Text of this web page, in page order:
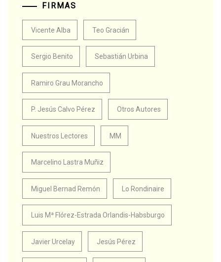
FIRMAS
Vicente Alba Teo Gracián
Sergio Benito Sebastián Urbina
Ramiro Grau Morancho
P. Jesús Calvo Pérez Otros Autores
Nuestros Lectores MM
Marcelino Lastra Muñiz
Miguel Bernad Remón Lo Rondinaire
Luis Mª Flórez-Estrada Orlandis-Habsburgo
Javier Urcelay Jesús Pérez